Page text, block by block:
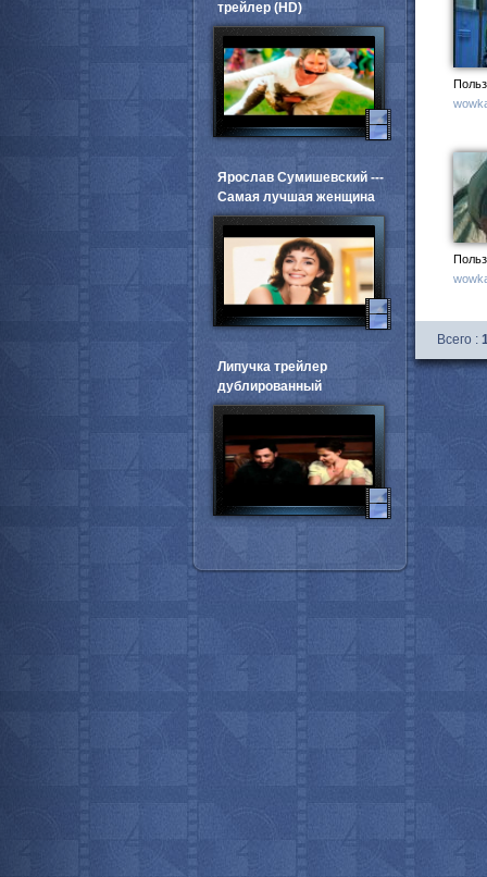
Всего :
трейлер (HD)
Ярослав Сумишевский ---
Самая лучшая женщина
Липучка трейлер
дублированный